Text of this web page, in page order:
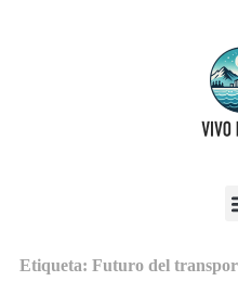
Etiqueta: Futuro del